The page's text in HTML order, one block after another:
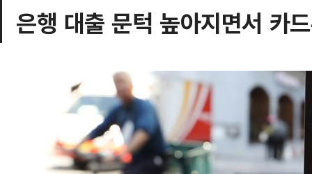
은행 대출 문턱 높아지면서 카